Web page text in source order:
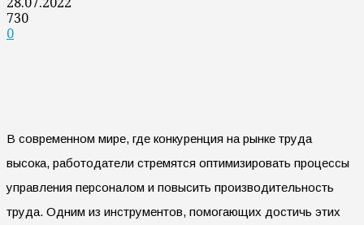
730
0
В современном мире, где конкуренция на рынке труда
высока, работодатели стремятся оптимизировать процессы
управления персоналом и повысить производительность
труда. Одним из инструментов, помогающих достичь этих